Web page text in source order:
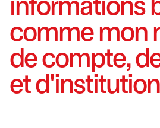
informations
comme mon
de compte,
et